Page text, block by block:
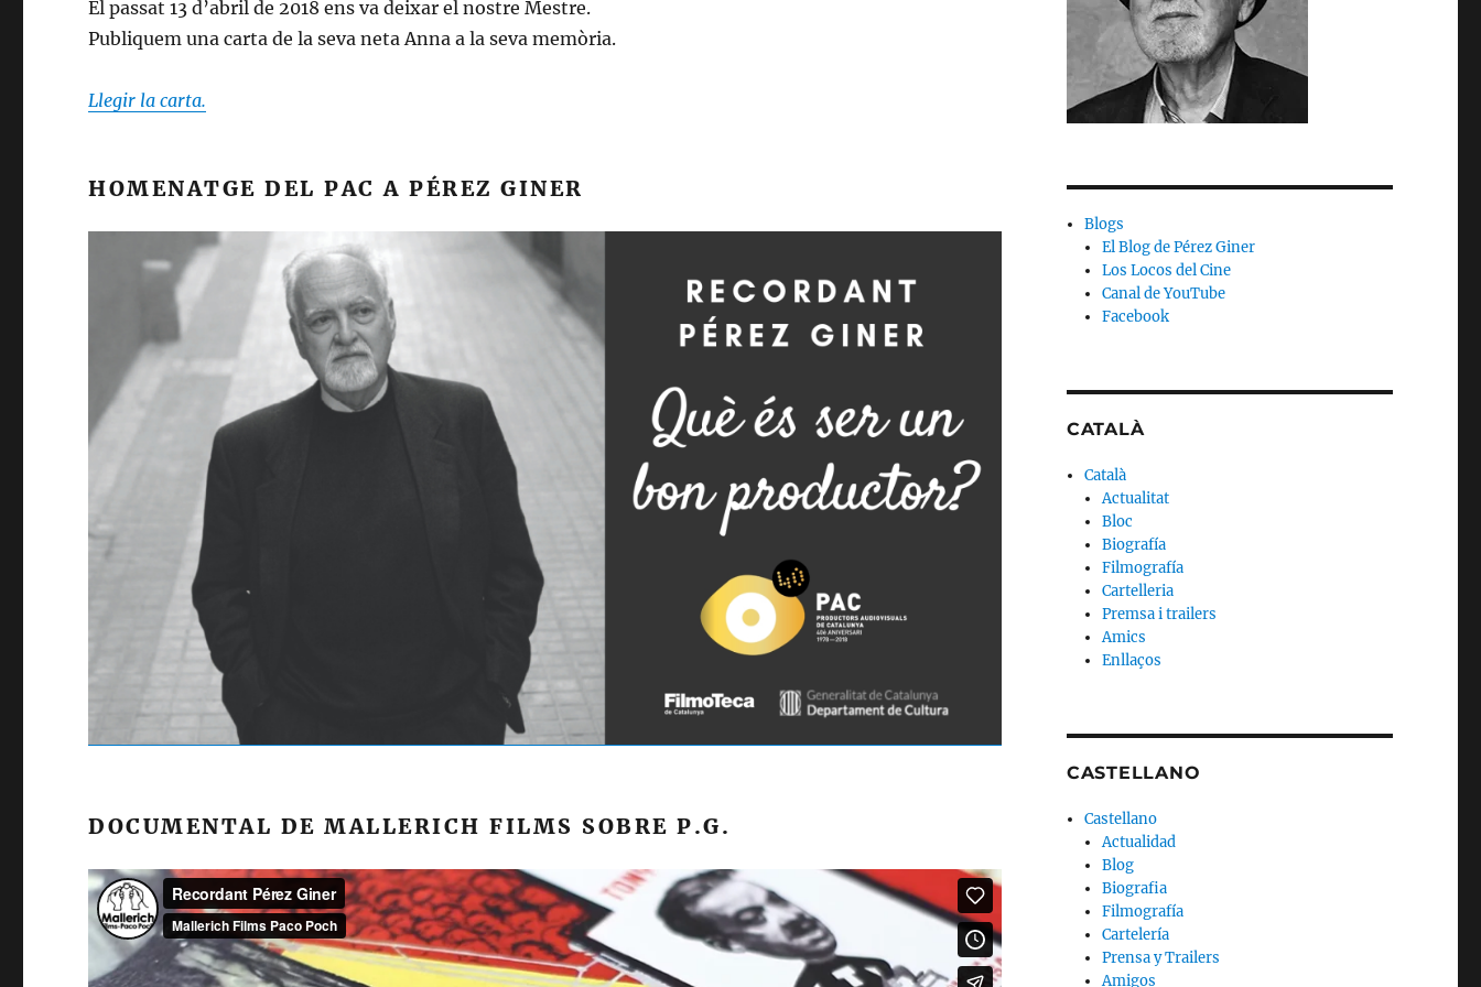
El passat 13 d’abril de 2018 ens va deixar el nostre Mestre.
Publiquem una carta de la seva neta Anna a la seva memòria.
Llegir la carta.
HOMENATGE DEL PAC A PÉREZ GINER
DOCUMENTAL DE MALLERICH FILMS SOBRE P.G.
Blogs
El Blog de Pérez Giner
Los Locos del Cine
Canal de YouTube
Facebook
CATALÀ
Català
Actualitat
Bloc
Biografía
Filmografía
Cartelleria
Premsa i trailers
Amics
Enllaços
CASTELLANO
Castellano
Actualidad
Blog
Biografia
Filmografía
Cartelería
Prensa y Trailers
Amigos